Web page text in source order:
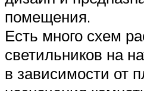
помещения.
Есть много схем
светильников на
в зависимости от